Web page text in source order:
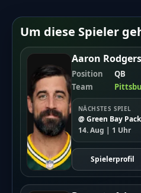
Um diese Spieler
Aaron Rodgers
Position
QB
Team
NÄCHSTES SPIEL
@ Green Bay
14. Aug | 1 Uhr
Spielerprofil